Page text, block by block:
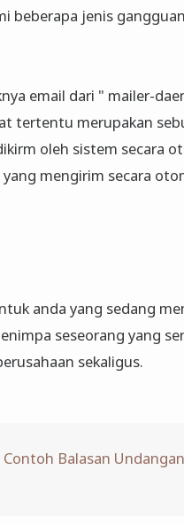
beberapa jenis
email dari " mailer-
tertentu merupakan
oleh sistem secara
mengirim secara
anda yang sedang
seseorang yang
sekaligus.
Contoh Balasan